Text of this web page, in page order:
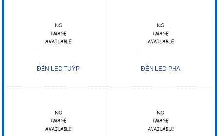
ĐÈN LED TUÝP ĐÈN LED PHA